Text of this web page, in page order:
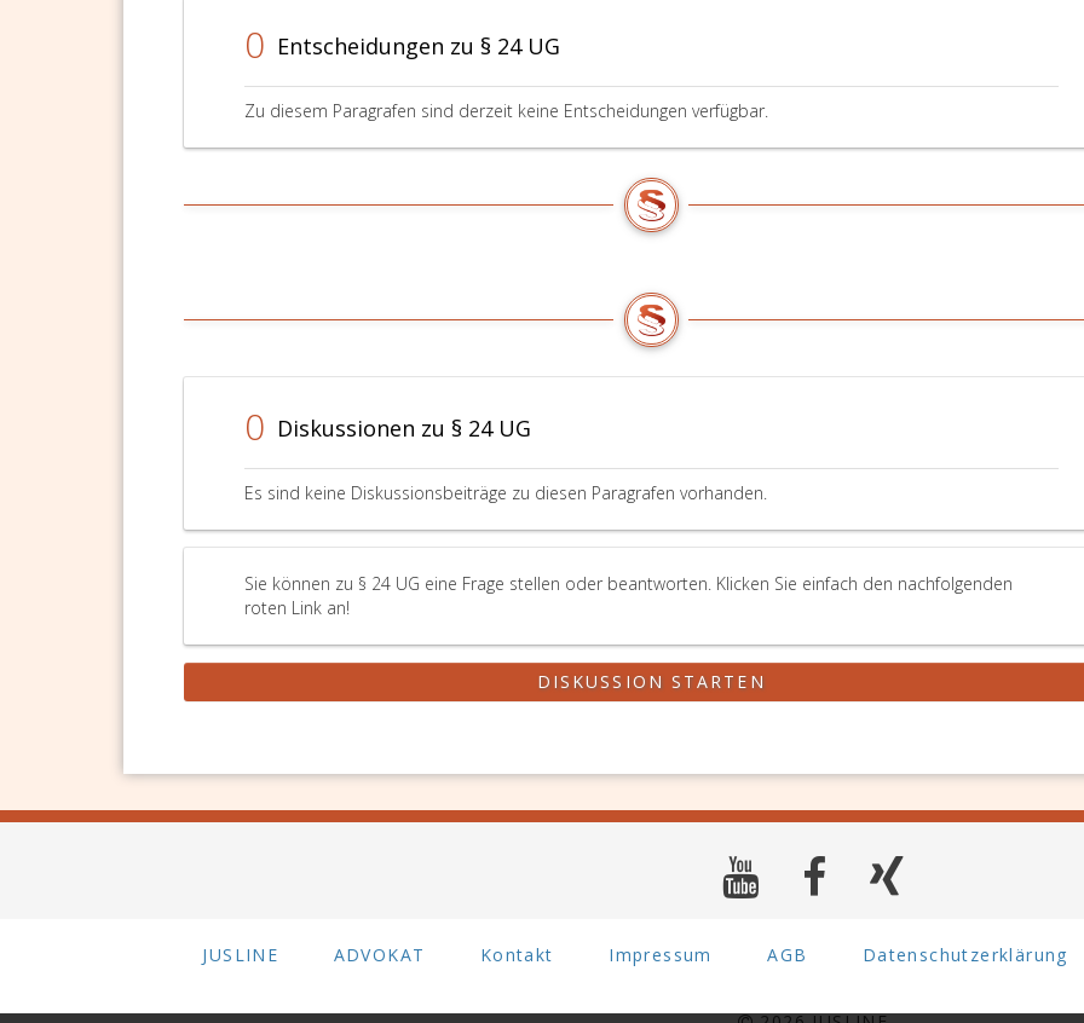
0 Entscheidungen zu § 24 UG
Zu diesem Paragrafen sind derzeit keine Entscheidungen verfügbar.
0 Diskussionen zu § 24 UG
Es sind keine Diskussionsbeiträge zu diesen Paragrafen vorhanden.
Sie können zu § 24 UG eine Frage stellen oder beantworten. Klicken Sie einfach den nachfolgenden
roten Link an!
DISKUSSION STARTEN
JUSLINE ADVOKAT Kontakt Impressum AGB Datenschutzerklärung